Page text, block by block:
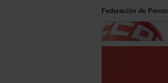
Federación de